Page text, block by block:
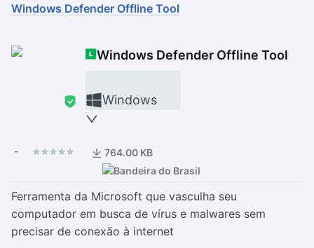
Ver mais
Ver mais
Windows Defender Offline Tool
Windows Defender Offline Tool
Windows
- 764.00 KB
Ferramenta da Microsoft que vasculha seu
computador em busca de vírus e malwares sem
precisar de conexão à internet